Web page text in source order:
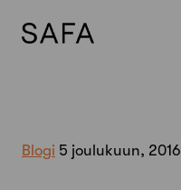
Blogi 5 joulukuun, 2016